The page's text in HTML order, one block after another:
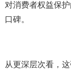
对消费者权益保
口碑。
从更深层次看，